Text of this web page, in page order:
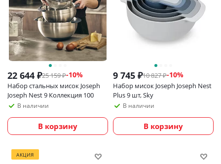
22 644 ₽25 159₽-10%
Набор стальных мисок Joseph
Joseph Nest 9 Коллекция 100
В наличии
В корзину
9 745 ₽10 827₽-10%
Набор мисок Joseph Joseph Nest
Plus 9 шт, Sky
В наличии
В корзину
АКЦИЯ